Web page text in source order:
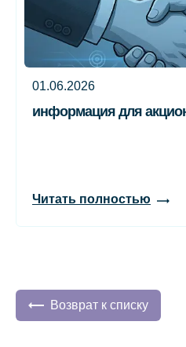
01.06.2026
информация для
Читать полностью
Возврат к списку